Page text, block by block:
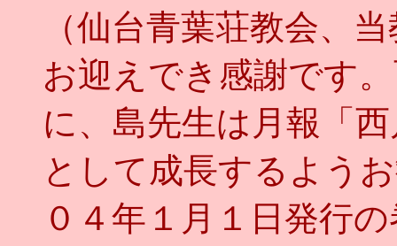
（仙台青葉荘教会、
お迎えでき感謝です
に、島先生は月報「
として成長するよう
０４年１月１日発行